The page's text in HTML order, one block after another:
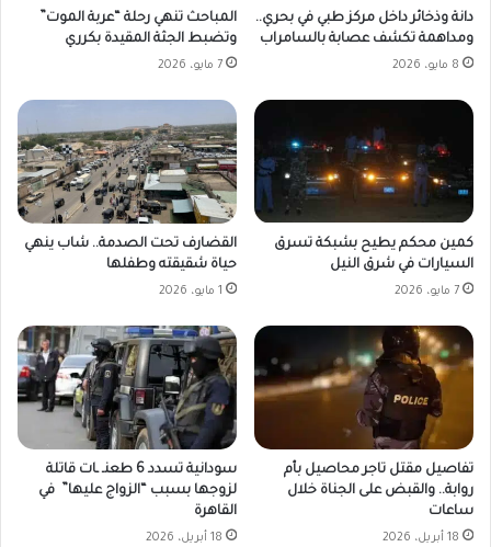
دانة وذخائر داخل مركز طبي في بحري..
ومداهمة تكشف عصابة بالسامراب
8 مايو، 2026
المباحث تنهي رحلة “عربة الموت”
وتضبط الجثة المقيدة بكرري
7 مايو، 2026
كمين محكم يطيح بشبكة تسرق
السيارات في شرق النيل
7 مايو، 2026
القضارف تحت الصدمة.. شاب ينهي
حياة شقيقته وطفلها
1 مايو، 2026
تفاصيل مقتل تاجر محاصيل بأم
روابة.. والقبض على الجناة خلال
ساعات
18 أبريل، 2026
سودانية تسدد 6 طعنـ ـات قاتلة
لزوجها بسبب “الزواج عليها” في
القاهرة
18 أبريل، 2026